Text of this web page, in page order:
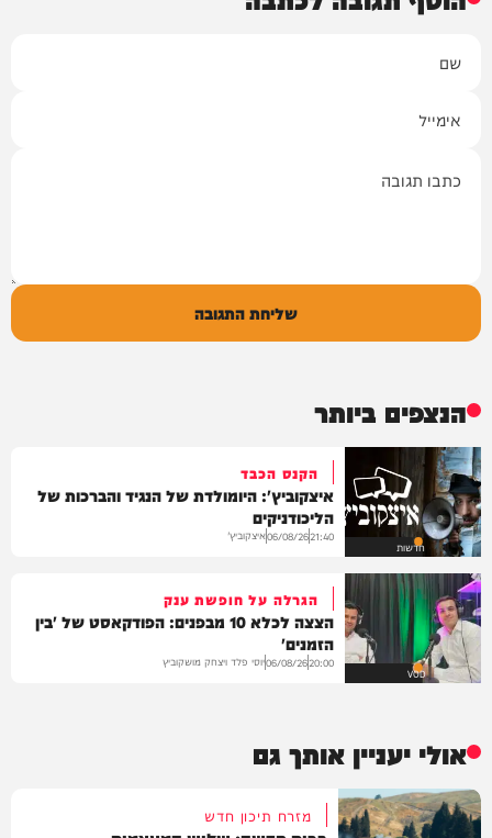
שליחת התגובה
הנצפים ביותר
חדשות
הקנס הכבד
איצקוביץ': היומולדת של הנגיד והברכות של
הליכודניקים
21:40
06/08/26איצקוביץ'
VOD
הגרלה על חופשת ענק
הצצה לכלא 10 מבפנים: הפודקאסט של 'בין
הזמנים'
20:00
06/08/26יוסי פלד ויצחק מושקוביץ
אולי יעניין אותך גם
מזרח תיכון חדש